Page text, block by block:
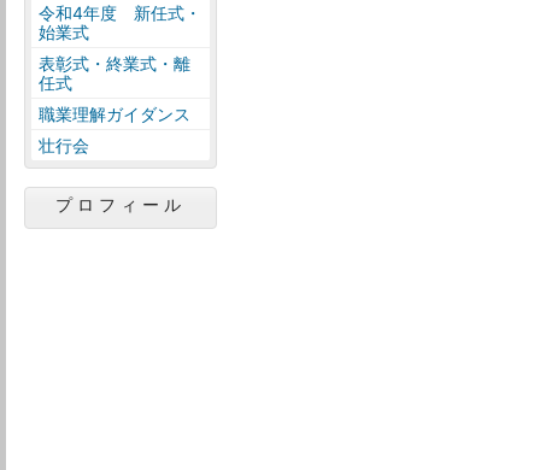
令和4年度 新任式・
始業式
表彰式・終業式・離
任式
職業理解ガイダンス
壮行会
プロフィール